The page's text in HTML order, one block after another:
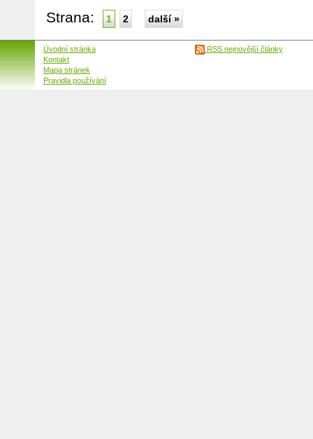
Strana: 1 2 další »
Úvodní stránka
Kontakt
Mapa stránek
Pravidla používání
RSS nejnovější články